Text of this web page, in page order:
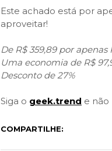
Este achado está por
aproveitar!
De R$ 359,89 por apenas
Uma economia de R$
Desconto de 27%
Siga o geek.trend e
COMPARTILHE: